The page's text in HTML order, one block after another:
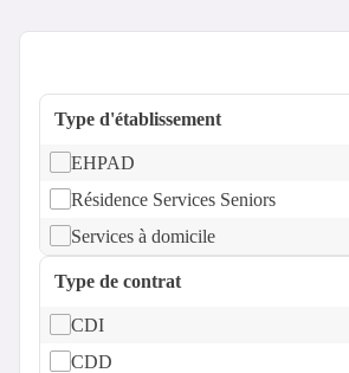
Type d'établissement
EHPAD
Résidence Services Seniors
Services à domicile
Type de contrat
CDI
CDD